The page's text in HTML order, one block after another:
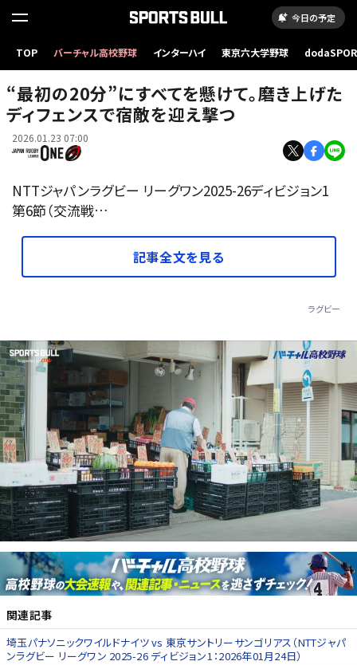
今日の予定
TOP バーチャル高校野球 インターハイ 東京六大学野球
“最初の20分”にすべてを懸けて。磨き上げた
ディフェンスで宿敵を迎え撃つ
2026.01.23 07:00
NTTジャパンラグビー リーグワン2025-26ディビジョン1
第6節（交流戦…
記事全文を見る
ラグビー
関連記事
埼玉パナソニックワイルドナイツ vs 東京サントリーサンゴリアス（NTTジャパ
ンラグビー リーグワン 2025-26 ディビジョン1：2026年01月24日）